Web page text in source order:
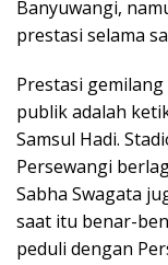
Banyuwangi,
prestasi selama
Prestasi
publik adalah
Samsul Hadi.
Persewangi
Sabha Swagata
saat itu benar-
peduli dengan